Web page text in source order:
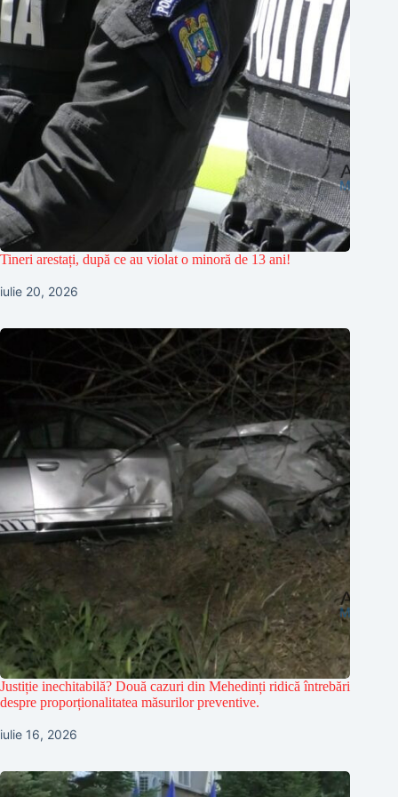
Tineri arestați, după ce au violat o minoră de 13 ani!
iulie 20, 2026
Justiție inechitabilă? Două cazuri din Mehedinți ridică întrebări
despre proporționalitatea măsurilor preventive.
iulie 16, 2026